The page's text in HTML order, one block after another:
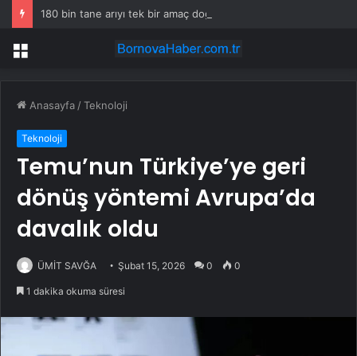
180 bin tane arıyı tek bir amaç doğaya saldılar
Menü
Anasayfa /Teknoloji
Teknoloji
Temu’nun Türkiye’ye geri
dönüş yöntemi Avrupa’da
davalık oldu
ÜMİT SAVĞA Şubat 15, 2026 0 0
1 dakika okuma süresi